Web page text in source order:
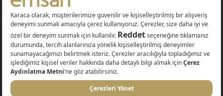
© 2026 EMSAN A.Ş. Tüm Hakları Saklıdır